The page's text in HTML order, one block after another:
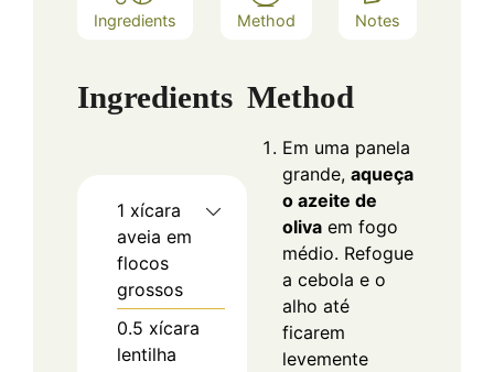
Ingredients Method Notes
Ingredients
1 xícara
aveia em
flocos
grossos
0.5 xícara
lentilha
Method
Em uma panela
grande, aqueça
o azeite de
oliva em fogo
médio. Refogue
a cebola e o
alho até
ficarem
levemente